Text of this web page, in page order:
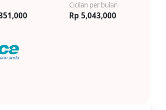
Cicilan per bulan
Rp 5,043,000